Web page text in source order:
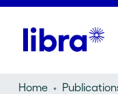
Home